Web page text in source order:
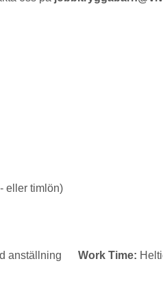
eller timlön)
anställning Work Time: